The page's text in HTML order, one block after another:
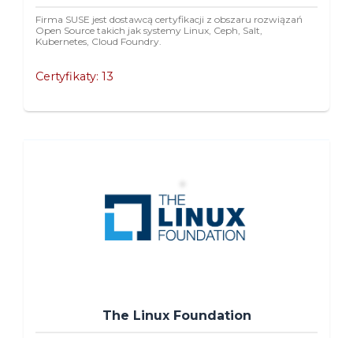
Firma SUSE jest dostawcą certyfikacji z obszaru rozwiązań
Open Source takich jak systemy Linux, Ceph, Salt,
Kubernetes, Cloud Foundry.
Certyfikaty: 13
The Linux Foundation